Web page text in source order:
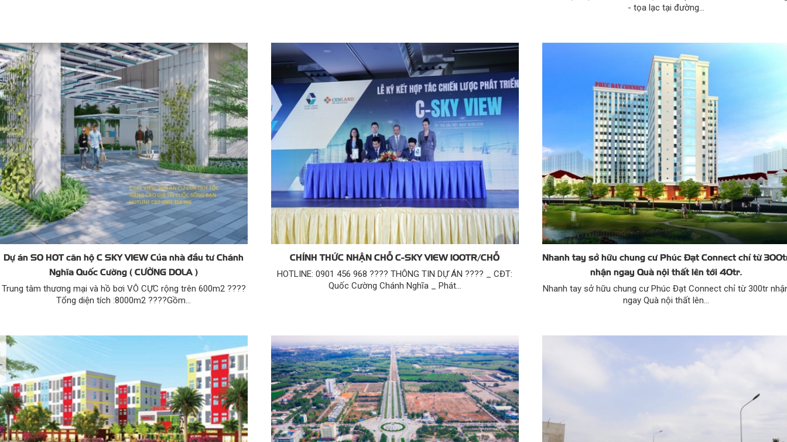
- tọa lạc tại đường...
Dự án SO HOT căn hộ C SKY VIEW Của nhà đầu tư Chánh
Nghĩa Quốc Cường ( CƯỜNG DOLA )
Trung tâm thương mại và hồ bơi VÔ CỰC rộng trên 600m2 ????
Tổng diện tích :8000m2 ????Gồm...
CHÍNH THỨC NHẬN CHỖ C-SKY VIEW 100TR/CHỖ
HOTLINE: 0901 456 968 ???? THÔNG TIN DỰ ÁN ???? _ CĐT:
Quốc Cường Chánh Nghĩa _ Phát...
Nhanh tay sở hữu chung cư Phúc Đạt Connect chỉ từ
nhận ngay Quà nội thất lên tới 40tr.
Nhanh tay sở hữu chung cư Phúc Đạt Connect chỉ từ 300tr
ngay Quà nội thất lên...